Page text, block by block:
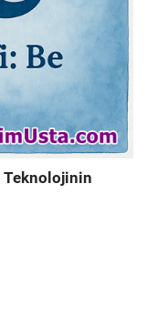
Teknolojinin